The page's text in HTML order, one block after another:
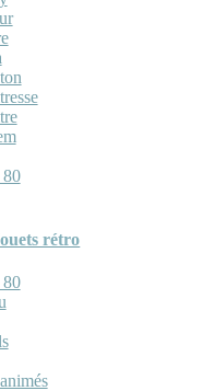
80
rétro
80